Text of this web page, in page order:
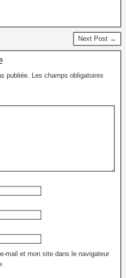
Next Post →
publiée.
Les champs obligatoires
mail et mon site dans le navigateur